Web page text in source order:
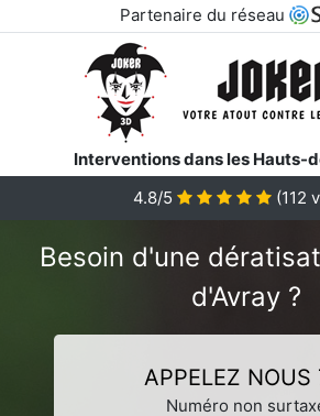
Partenaire du réseau
Interventions dans les Hauts-
4.8/5 (112
Besoin d'une
d'Avray ?
APPELEZ NOUS
Numéro non